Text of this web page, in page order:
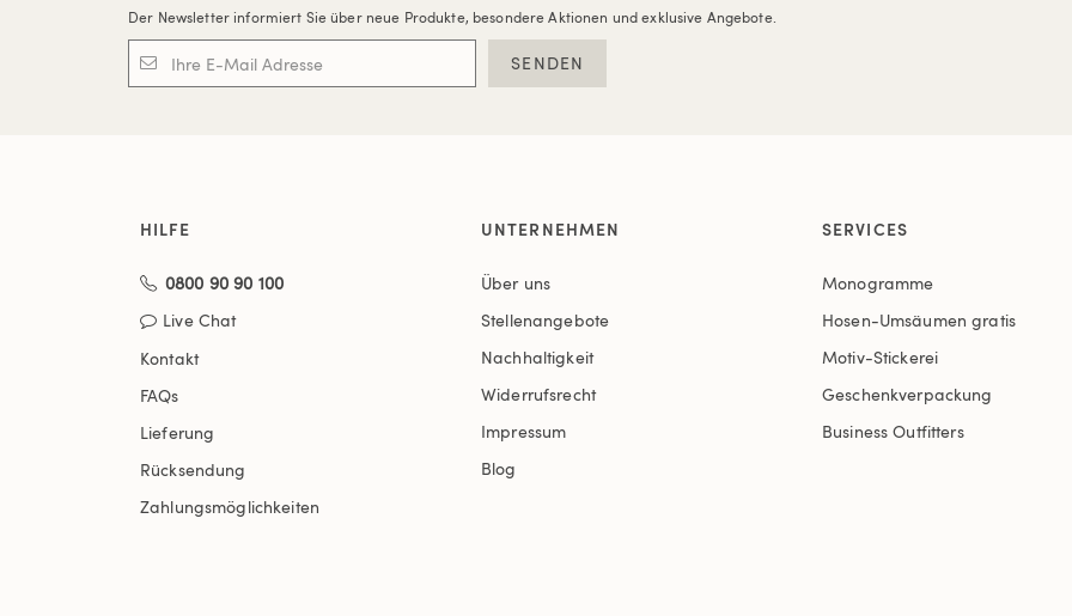
Der Newsletter informiert Sie über neue Produkte, besondere Aktionen und exklusive Angebote.
SENDEN
HILFE
0800 90 90 100
Live Chat
Kontakt
FAQs
Lieferung
Rücksendung
Zahlungsmöglichkeiten
UNTERNEHMEN
Über uns
Stellenangebote
Nachhaltigkeit
Widerrufsrecht
Impressum
Blog
SERVICES
Monogramme
Hosen-Umsäumen gratis
Motiv-Stickerei
Geschenkverpackung
Business Outfitters